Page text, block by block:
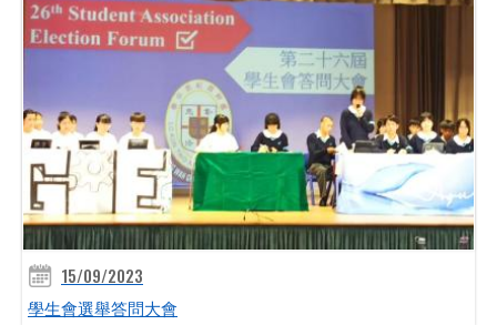
15/09/2023
學生會選舉答問大會